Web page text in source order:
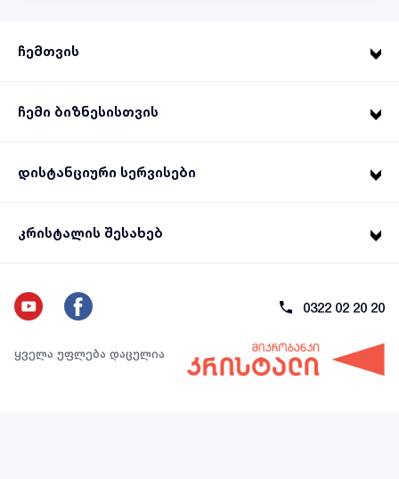
ჩემთვის
ჩემი ბიზნესისთვის
დისტანციური სერვისები
კრისტალის შესახებ
0322 02 20 20
ყველა უფლება დაცულია